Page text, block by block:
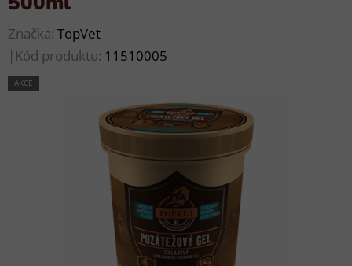
Značka: TopVet
| Kód produktu: 11510005
AKCE